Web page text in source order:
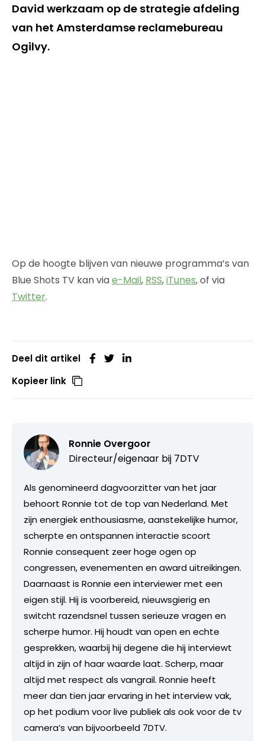
David werkzaam op de strategie afdeling
van het Amsterdamse reclamebureau
Ogilvy.
Op de hoogte blijven van nieuwe programma’s van
Blue Shots TV kan viae-Mail, RSS,iTunes, of via
Twitter.
Deel dit artikel
Kopieer link
Ronnie Overgoor
Directeur/eigenaar bij 7DTV
Als genomineerd dagvoorzitter van het jaar
behoort Ronnie tot de top van Nederland. Met
zijn energiek enthousiasme, aanstekelijke humor,
scherpte en ontspannen interactie scoort
Ronnie consequent zeer hoge ogen op
congressen, evenementen en award uitreikingen.
Daarnaast is Ronnie een interviewer met een
eigen stijl. Hij is voorbereid, nieuwsgierig en
switcht razendsnel tussen serieuze vragen en
scherpe humor. Hij houdt van open en echte
gesprekken, waarbij hij degene die hij interviewt
altijd in zijn of haar waarde laat. Scherp, maar
altijd met respect als vangrail. Ronnie heeft
meer dan tien jaar ervaring in het interview vak,
op het podium voor live publiek als ook voor de tv
camera’s van bijvoorbeeld 7DTV.